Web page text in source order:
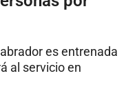
es entrenada
al servicio en